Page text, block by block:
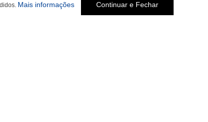
Mais informações Continuar e Fechar